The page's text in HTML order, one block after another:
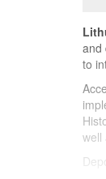
and
to
well